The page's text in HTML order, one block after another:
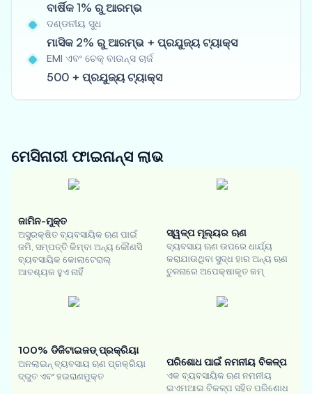
ବାର୍ଷିକ 1% ରୁ ଆରମ୍ଭ
ଦଣ୍ଡନୀୟ ସୁଧ
ମାସିକ 2% ରୁ ଆରମ୍ଭ + ପ୍ରଯୁଜ୍ୟ ଟ୍ୟାକ୍ସ
EMI ଏବଂ ଚେକ୍ ବାଉନ୍ସ ଚାର୍ଜ
500 + ପ୍ରଯୁଜ୍ୟ ଟ୍ୟାକ୍ସ
ମେସିନାରୀ ଫାଇନାନ୍ସ ଲାଭ
ଜାମିନ-ମୁକ୍ତ
ଅସୁରକ୍ଷିତ ବ୍ୟବସାୟିକ ଋଣ ପାଇଁ
ଜମି, ସମ୍ପତ୍ତି କିମ୍ବା ଅନ୍ୟ କୌଣସି
ବ୍ୟବସାୟିକ କୋଲାଟେରାଲ୍
ଆବଶ୍ୟକ ହୁଏ ନାହିଁ
ସ୍ୱଳ୍ପ ମୂଲ୍ୟର ଋଣ
ବ୍ୟବସାୟ ଋଣ ଉପରେ ଧାର୍ଯ୍ୟ
କରାଯାଉଥିବା ସୁଦ୍ଧ ହାର ଅନ୍ୟ ଋଣ
ତୁଳନାରେ ଅପେକ୍ଷାକୃତ କମ୍
100% ଡିଜିଟାଇଜଡ୍ ପ୍ରକ୍ରିୟା
ଅନଲାଇନ୍ ବ୍ୟବସାୟ ଋଣ ପ୍ରକ୍ରିୟା
ଦ୍ରୁତ ଏବଂ ହଇରାଣମୁକ୍ତ
ପରିଶୋଧ ପାଇଁ ନମନୀୟ ବିକଳ୍ପ
ଏକ ବ୍ୟବସାୟିକ ଋଣ ନମନୀୟ
ଇଏମଆଇ ବିକଳ୍ପ ସହିତ ପରିଶୋଧ